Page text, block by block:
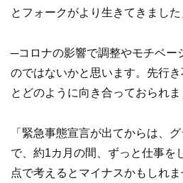
とフォークがより生きてきました
─コロナの影響で調整やモチベー
のではないかと思います。先行
とどのように向き合っておられま
「緊急事態宣言が出てからは、
で、約1カ月の間、ずっと仕事を
点で考えるとマイナスかもしれ